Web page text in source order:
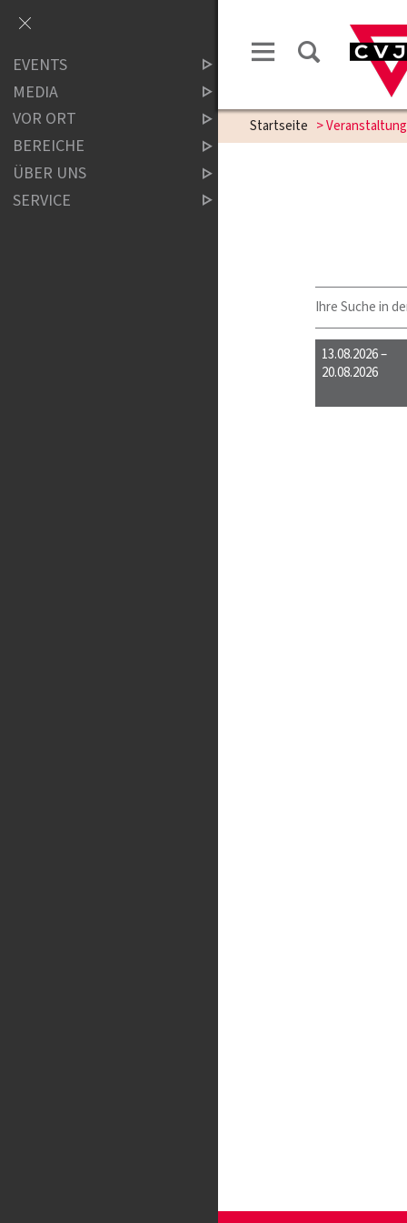
Startseite >
Ihre Suche in
13.08.2026 –
20.08.2026
EVENTS
MEDIA
VOR ORT
BEREICHE
ÜBER UNS
SERVICE